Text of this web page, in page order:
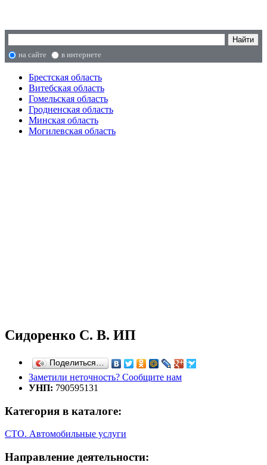
на сайте в интернете
Брестская область
Витебская область
Гомельская область
Гродненская область
Минская область
Могилевская область
Сидоренко С. В. ИП
Поделиться…
Заметили неточность? Сообщите нам
УНП: 790595131
Категория в каталоге:
СТО. Автомобильные услуги
Направление деятельности: